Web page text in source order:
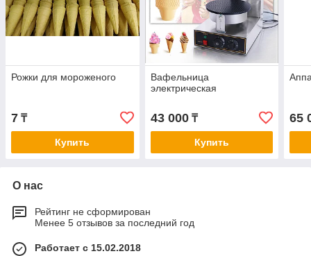
Рожки для мороженого
7 ₸
Купить
Вафельница
электрическая
43 000₸
Купить
65
О нас
Рейтинг не сформирован
Менее 5 отзывов за последний год
Работает с 15.02.2018